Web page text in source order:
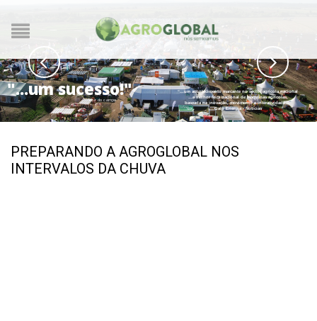
"...um sucesso!"
Voz do campo
“…um acontecimento marcante no sector agrícola nacional
…a melhor feira nacional de máquinas agrícolas,
baseada na inovação, movimento e interatividade…”
Galp Energia - Notícias
PREPARANDO A AGROGLOBAL NOS
INTERVALOS DA CHUVA